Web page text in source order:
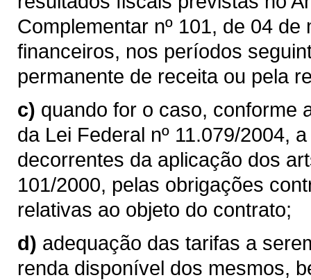
Complementar nº 101, de 04
financeiros, nos períodos
permanente de receita ou pela
c) quando for o caso, conforme
da Lei Federal nº 11.079/2004,
decorrentes da aplicação dos
101/2000, pelas obrigações
relativas ao objeto do contrato;
d) adequação das tarifas a
renda disponível dos mesmos,